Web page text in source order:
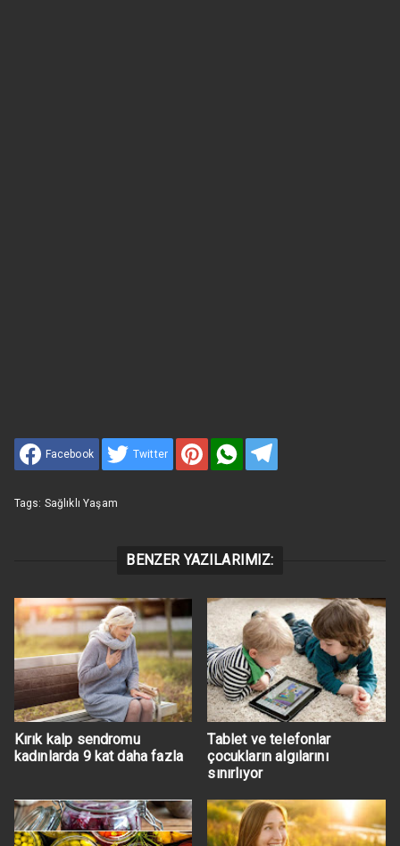
Facebook Twitter
Tags: Sağlıklı Yaşam
BENZER YAZILARIMIZ:
Kırık kalp sendromu
kadınlarda 9 kat daha fazla
Tablet ve telefonlar
çocukların algılarını
sınırlıyor